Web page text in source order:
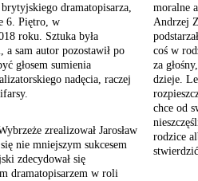
dramatopisarza,
6. Piętro, w
roku. Sztuka była
sam autor pozostawił po
głosem sumienia
nadęcia, raczej
zrealizował Jarosław
nie mniejszym sukcesem
zdecydował się
dramatopisarzem w roli
moralne
Andrzej
coś w
za
dzieje.
chce od
rodzice